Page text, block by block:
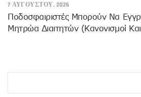
7 ΑΥΓΟΎΣΤΟΥ, 2026
Ποδοσφαιριστές Μπορούν Να
Μητρώα Διαιτητών (κανονισμοί